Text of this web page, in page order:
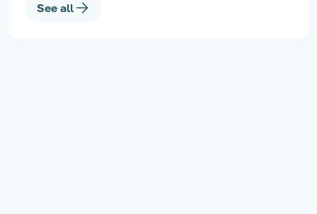
See all